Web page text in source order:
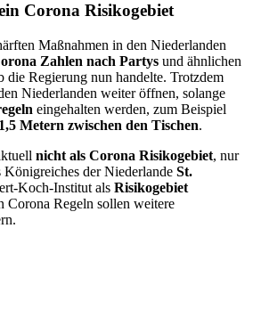
Corona Risikogebiet
Maßnahmen in den Niederlanden
Zahlen nach Partys und ähnlichen
die Regierung nun handelte. Trotzdem
Niederlanden weiter öffnen, solange
eingehalten werden, zum Beispiel
1,5 Metern zwischen den Tischen.
nicht als Corona Risikogebiet, nur
Königreiches der Niederlande St.
Koch-Institut als Risikogebiet
Corona Regeln sollen weitere